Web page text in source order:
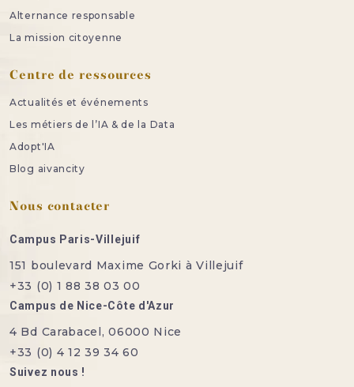
Alternance responsable
La mission citoyenne
Centre de ressources
Actualités et événements
Les métiers de l’IA & de la Data
Adopt'IA
Blog aivancity
Nous contacter
Campus Paris-Villejuif
151 boulevard Maxime Gorki à Villejuif
+33 (0) 1 88 38 03 00
Campus de Nice-Côte d'Azur
4 Bd Carabacel, 06000 Nice
+33 (0) 4 12 39 34 60
Suivez nous !